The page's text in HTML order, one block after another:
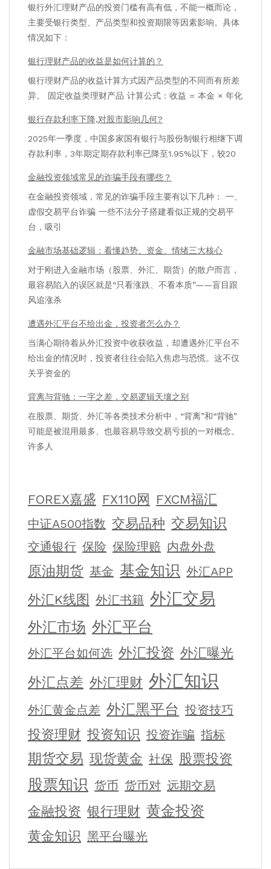
银行外汇理财产品的投资门槛有高有低，不能一概而论，
主要受银行类型、产品类型和投资期限等因素影响。具体
情况如下：
银行理财产品的收益是如何计算的？
银行理财产品的收益计算方式因产品类型的不同而有所差
异。 固定收益类理财产品 计算公式：收益 = 本金 × 年化
银行存款利率下降,对股市影响几何?
2025年一季度，中国多家国有银行与股份制银行相继下调
存款利率，3年期定期存款利率已降至1.95%以下，较20
金融投资领域常见的诈骗手段有哪些？
在金融投资领域，常见的诈骗手段主要有以下几种： 一、
虚假交易平台诈骗 一些不法分子搭建看似正规的交易平
台，吸引
金融市场基础逻辑：看懂趋势、资金、情绪三大核心
对于刚进入金融市场（股票、外汇、期货）的散户而言，
最容易陷入的误区就是“只看涨跌、不看本质”——盲目跟
风追涨杀
遭遇外汇平台不给出金，投资者怎么办？
当满心期待着从外汇投资中收获收益，却遭遇外汇平台不
给出金的情况时，投资者往往会陷入焦虑与恐慌。这不仅
关乎资金的
背离与背驰：一字之差，交易逻辑天壤之别
在股票、期货、外汇等各类技术分析中，“背离”和“背驰”
可能是被混用最多、也最容易导致交易亏损的一对概念。
许多人
FOREX嘉盛 FX110网 FXCM福汇
中证A500指数 交易品种 交易知识
交通银行 保险 保险理赔 内盘外盘
原油期货 基金 基金知识 外汇APP
外汇K线图 外汇书籍 外汇交易
外汇市场 外汇平台
外汇平台如何选 外汇投资 外汇曝光
外汇点差 外汇理财 外汇知识
外汇黄金点差 外汇黑平台 投资技巧
投资理财 投资知识 投资诈骗 指标
期货交易 现货黄金 社保 股票投资
股票知识 货币 货币对 远期交易
金融投资 银行理财 黄金投资
黄金知识 黑平台曝光